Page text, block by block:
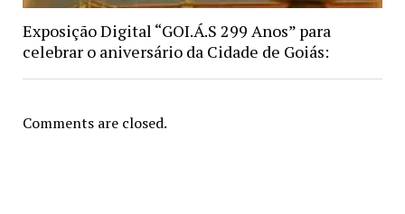
Exposição Digital “GOI.Á.S 299 Anos” para
celebrar o aniversário da Cidade de Goiás:
Comments are closed.